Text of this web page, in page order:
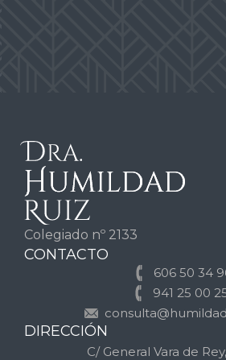
Colegiado nº 2133
CONTACTO
606 50 34
941 25 00
DIRECCIÓN
C/ General Vara de Rey,